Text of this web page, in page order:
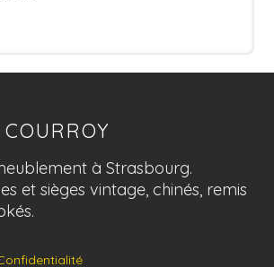
à Strasbourg.
et sièges vintage, chinés, remis